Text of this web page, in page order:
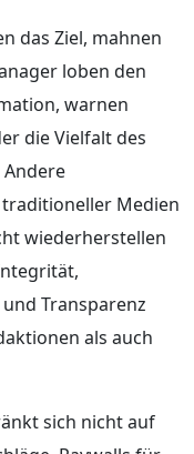
das Ziel, mahnen
loben den
warnen
die Vielfalt des
Medien
wiederherstellen
Transparenz
als auch
sich nicht auf